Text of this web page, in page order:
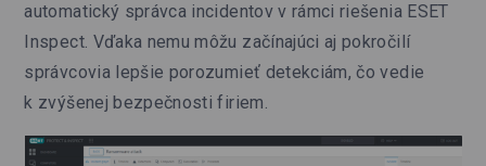
automatický správca incidentov v rámci riešenia ESET
Inspect. Vďaka nemu môžu začínajúci aj pokročilí
správcovia lepšie porozumieť detekciám, čo vedie
k zvýšenej bezpečnosti firiem.